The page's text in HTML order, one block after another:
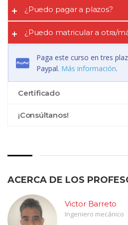
¿Puedo pagar a plazos?
¿Puedo matricular a otra/
Paga este curso en tres
Paypal. Más información.
Certificado
¡Consúltanos!
ACERCA DE LOS
Victor Barreto
Ingeniero mecánico